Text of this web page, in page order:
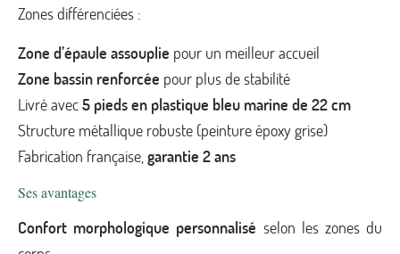
Zones différenciées :
Zone d’épaule assouplie pour un meilleur accueil
Zone bassin renforcée pour plus de stabilité
Livré avec5 pieds en plastique bleu marine de 22 cm
Structure métallique robuste (peinture époxy grise)
Fabrication française,garantie 2 ans
Ses avantages
Confort morphologique personnalisé selon les zones du